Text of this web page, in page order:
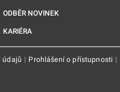
ODBĚR NOVINEK
KARIÉRA
údajů | Prohlášení o přístupnosti |